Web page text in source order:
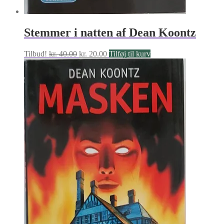
Stemmer i natten af Dean Koontz
Tilbud! kr.40.00 Den
oprindelige
pris
var:
kr. 40.00.
kr. 20.00Den
pris
er:
kr. 20.00.
Tilføj til kurv